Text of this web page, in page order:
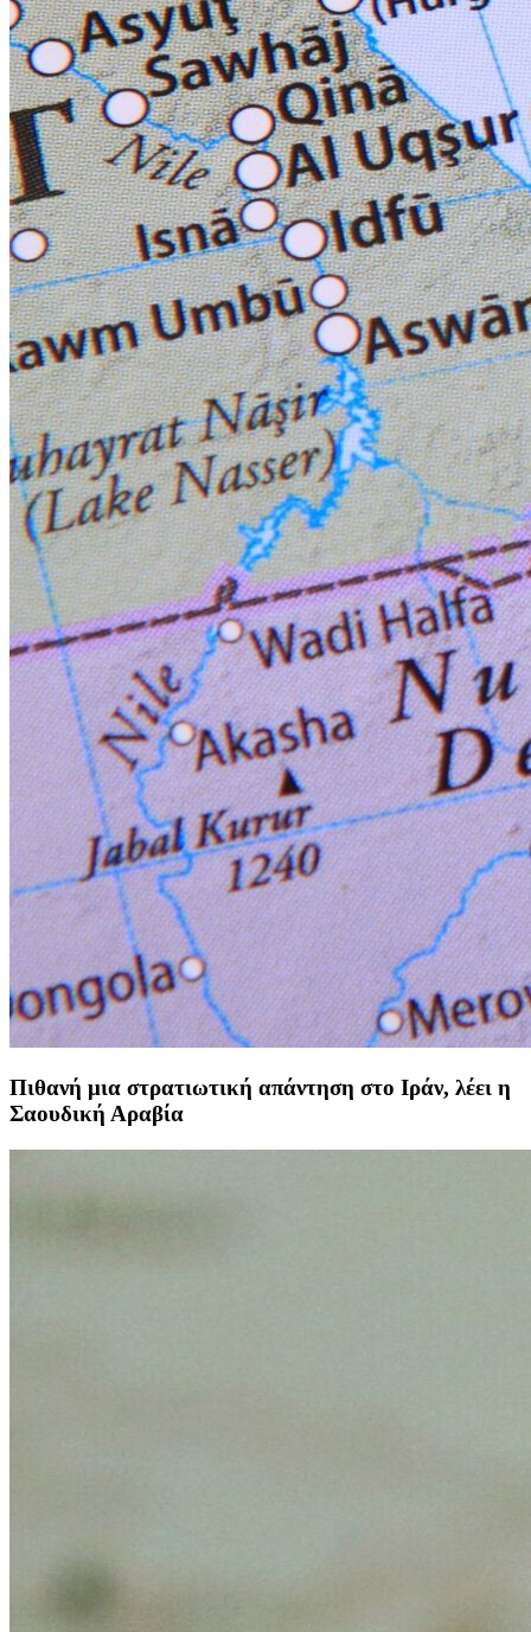
Πιθανή μια στρατιωτική απάντηση στο Ιράν, λέει η
Σαουδική Αραβία